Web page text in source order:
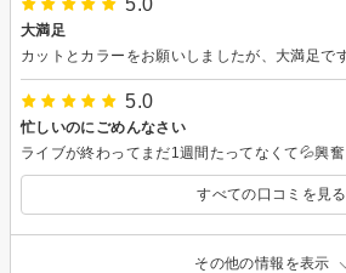
大満足
5.0
忙しいのにごめんなさい
すべての口コミを見る
その他の情報を表示